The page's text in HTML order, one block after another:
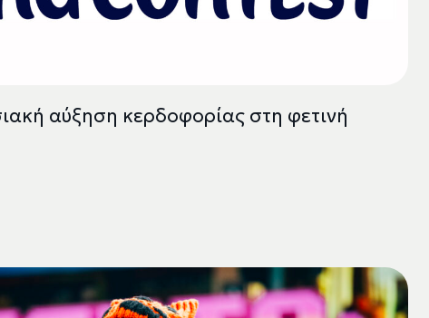
αύξηση κερδοφορίας στη φετινή